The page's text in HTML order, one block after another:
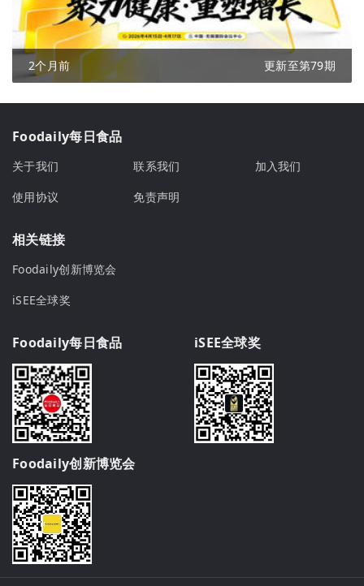
2个月前 更新至第79期
Foodaily每日食品
关于我们 联系我们
加入我们
使用协议
免责声明
相关链接
Foodaily创新博览会
iSEE全球奖
Foodaily每日食品 iSEE全球奖
Foodaily创新博览会